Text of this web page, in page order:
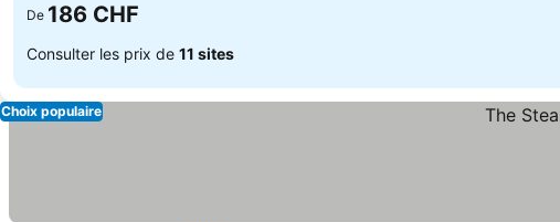
De 186 CHF
Consulter les prix de 11 sites
Choix populaire